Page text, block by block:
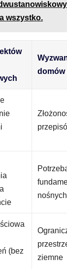
wszystko.
domów
nośnych
(bez
ziemne